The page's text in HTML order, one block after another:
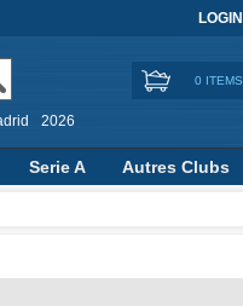
LOGIN
2026
0 ITEMS
Serie A Autres Clubs